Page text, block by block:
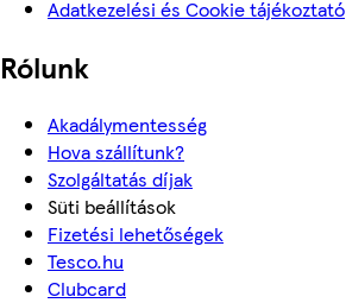
Adatkezelési és Cookie tájékoztató
Rólunk
Akadálymentesség
Hova szállítunk?
Szolgáltatás díjak
Süti beállítások
Fizetési lehetőségek
Tesco.hu
Clubcard